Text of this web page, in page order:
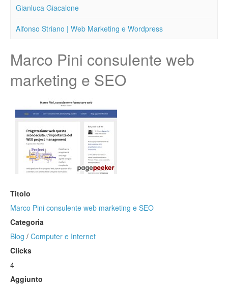
Gianluca Giacalone
Alfonso Striano | Web Marketing e Wordpress
Marco Pini consulente web
marketing e SEO
Titolo
Marco Pini consulente web marketing e SEO
Categoria
Blog / Computer e Internet
Clicks
4
Aggiunto